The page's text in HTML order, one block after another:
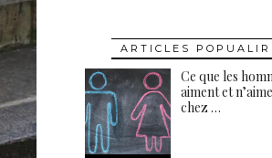
ARTICLES
Ce que les
aiment et
chez …